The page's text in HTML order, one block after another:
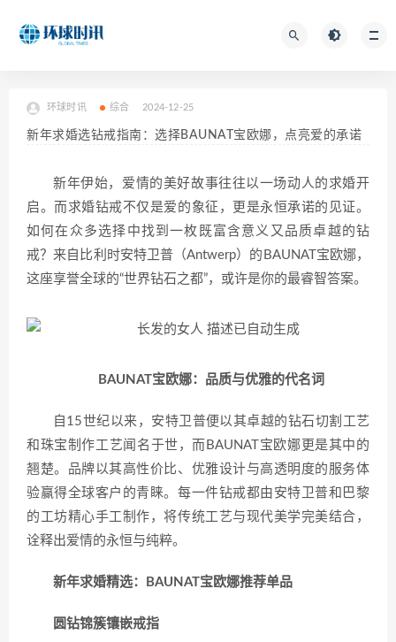
环球时讯 综合 2024-12-25
新年求婚选钻戒指南：选择BAUNAT宝欧娜，点亮爱的承诺
新年伊始，爱情的美好故事往往以一场动人的求婚开
启。而求婚钻戒不仅是爱的象征，更是永恒承诺的见证。
如何在众多选择中找到一枚既富含意义又品质卓越的钻
戒？来自比利时安特卫普（Antwerp）的BAUNAT宝欧娜，
这座享誉全球的“世界钻石之都”，或许是你的最睿智答案。
BAUNAT宝欧娜：品质与优雅的代名词
自15世纪以来，安特卫普便以其卓越的钻石切割工艺
和珠宝制作工艺闻名于世，而BAUNAT宝欧娜更是其中的
翘楚。品牌以其高性价比、优雅设计与高透明度的服务体
验赢得全球客户的青睐。每一件钻戒都由安特卫普和巴黎
的工坊精心手工制作，将传统工艺与现代美学完美结合，
诠释出爱情的永恒与纯粹。
新年求婚精选：BAUNAT宝欧娜推荐单品
圆钻锦簇镶嵌戒指